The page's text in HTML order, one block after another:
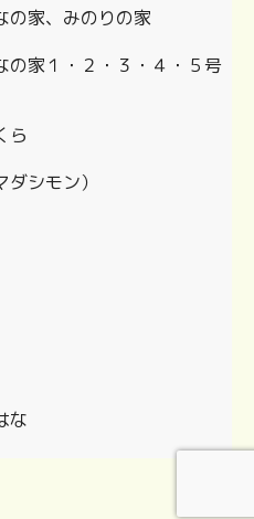
の家、みのりの家
の家１・２・３・４・５号
ら
シモン）
な